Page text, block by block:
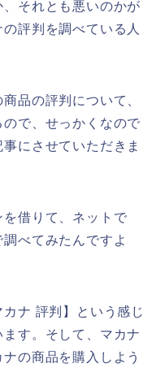
それとも悪いのかが
評判を調べている人
品の評判について、
で、せっかくなので
にさせていただきま
借りて、ネットで
べてみたんですよ
ナ 評判】という感じ
す。そして、マカナ
の商品を購入しよう